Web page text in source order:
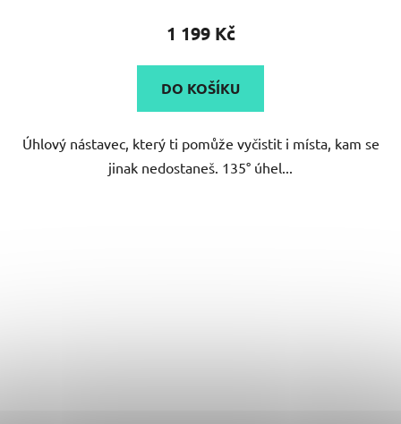
1 199 Kč
DO KOŠÍKU
Úhlový nástavec, který ti pomůže vyčistit i místa, kam se
jinak nedostaneš. 135° úhel...